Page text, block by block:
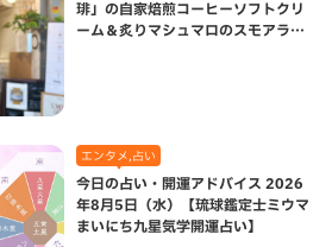
琲」の自家焙煎コーヒーソフトクリ
ーム＆炙りマシュマロのスモアラテ
エンタメ,占い
今日の占い・開運アドバイス 2026
年8月5日（水）【琉球鑑定士ミウマ
まいにち九星気学開運占い】